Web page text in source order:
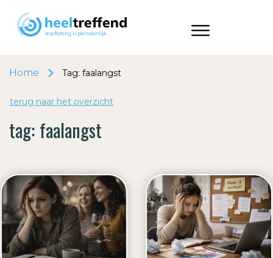
Home Tag: faalangst
terug naar het overzicht
tag: faalangst